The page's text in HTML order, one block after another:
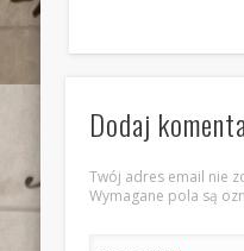
Dodaj
Twój adres email nie
Wymagane pola są